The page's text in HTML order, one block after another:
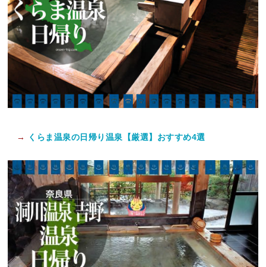
→ くらま温泉の日帰り温泉【厳選】おすすめ4選